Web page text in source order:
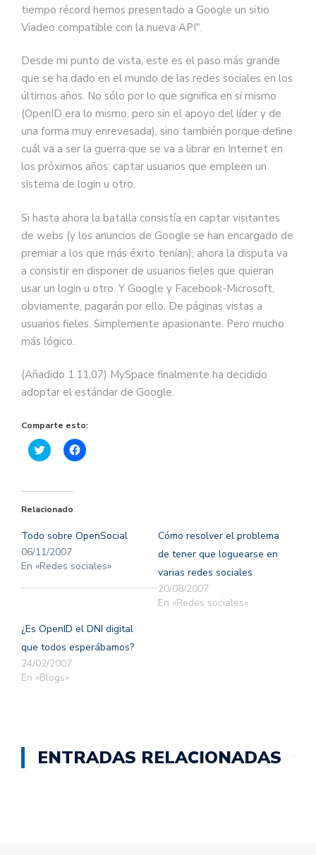
tiempo récord hemos presentado a Google un sitio
Viadeo compatible con la nueva API".
Desde mi punto de vista, este es el paso más grande
que se ha dado en el mundo de las redes sociales en los
últimos años. No sólo por lo que significa en sí mismo
(OpenID era lo mismo, pero sin el apoyo del líder y de
una forma muy enrevesada), sino también porque define
cuál va a ser la guerra que se va a librar en Internet en
los próximos años: captar usuarios que empleen un
sistema de login u otro.
Si hasta ahora la batalla consistía en captar visitantes
de webs (y los anuncios de Google se han encargado de
premiar a los que más éxito tenían), ahora la disputa va
a consistir en disponer de usuarios fieles que quieran
usar un login u otro. Y Google y Facebook-Microsoft,
obviamente, pagarán por ello. De páginas vistas a
usuarios fieles. Simplemente apasionante. Pero mucho
más lógico.
(Añadido 1.11.07) MySpace finalmente ha decidido
adoptar el estándar de Google.
Comparte esto:
Haz
clic
Twitter
abre
una
ventana
nueva)
Haz
clic
una
ventana
Relacionado
Todo sobre OpenSocial
06/11/2007
En «Redes sociales»
Cómo resolver el problema
de tener que loguearse en
varias redes sociales
20/08/2007
En «Redes sociales»
¿Es OpenID el DNI digital
que todos esperábamos?
24/02/2007
En «Blogs»
ENTRADAS RELACIONADAS